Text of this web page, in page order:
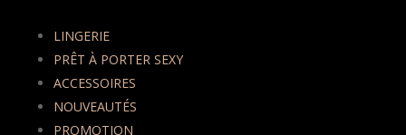
LINGERIE
PRÊT À PORTER SEXY
ACCESSOIRES
NOUVEAUTÉS
PROMOTION